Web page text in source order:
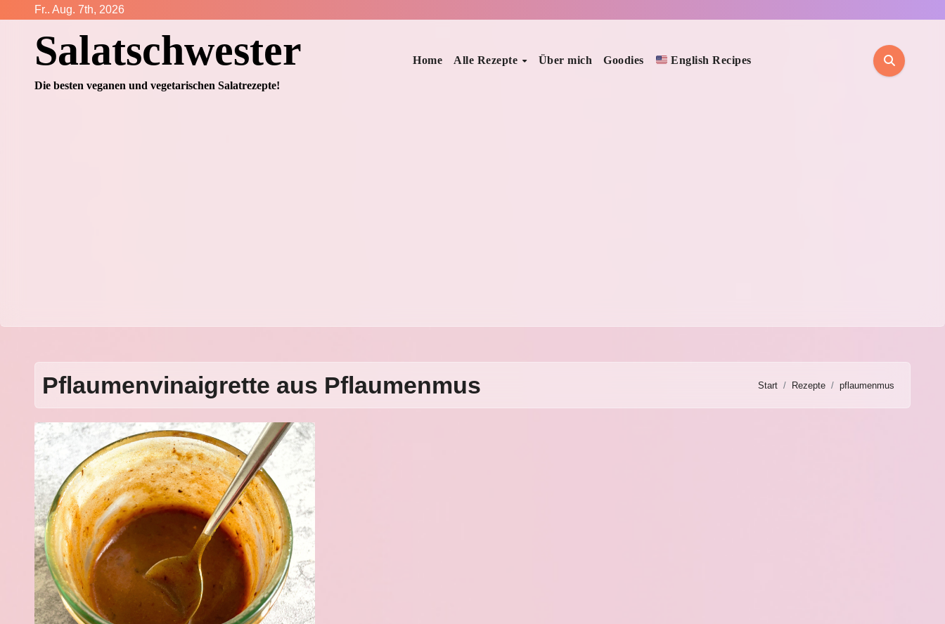
springen
Fr.. Aug. 7th, 2026
Salatschwester
Die besten veganen und vegetarischen Salatrezepte!
Home Alle Rezepte Über mich Goodies English Recipes
Pflaumenvinaigrette aus Pflaumenmus Start Rezepte pflaumenmus